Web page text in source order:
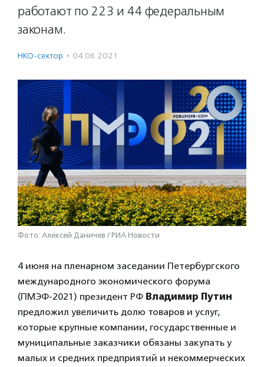
работают по 223 и 44 федеральным
законам.
НКО-сектор · 04.06.2021
Фото: Алексей Даничев / РИА Новости
4 июня на пленарном заседании Петербургского
международного экономического форума
(ПМЭФ-2021) президент РФ Владимир Путин
предложил увеличить долю товаров и услуг,
которые крупные компании, государственные и
муниципальные заказчики обязаны закупать у
малых и средних предприятий и некоммерческих